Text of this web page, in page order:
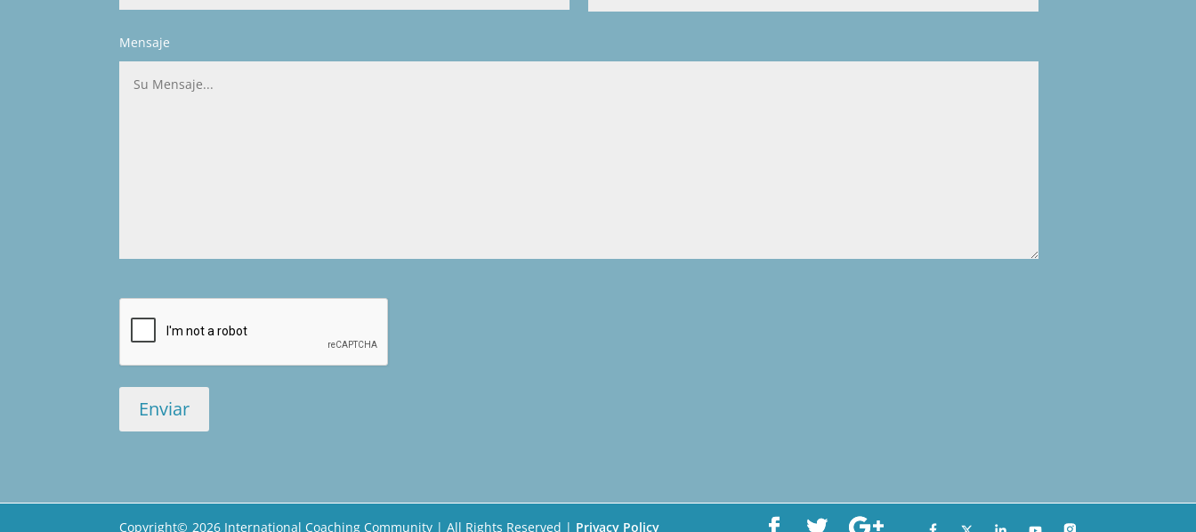
Mensaje
Copyright© 2026 International Coaching Community | All Rights Reserved | Privacy Policy